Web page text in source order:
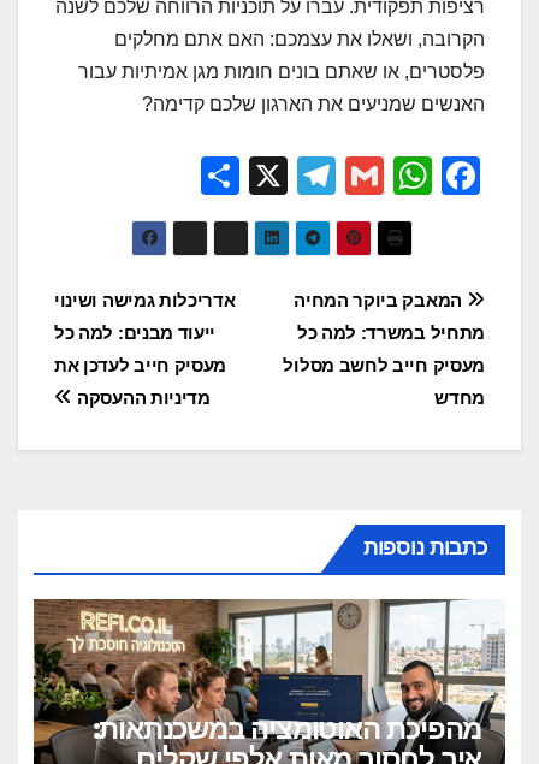
רציפות תפקודית. עברו על תוכניות הרווחה שלכם לשנה
הקרובה, ושאלו את עצמכם: האם אתם מחלקים
פלסטרים, או שאתם בונים חומות מגן אמיתיות עבור
האנשים שמניעים את הארגון שלכם קדימה?
F
e
b
o
o
k
W
h
at
s
A
p
G
m
ail
T
el
e
gr
m
X
h
ar
e
ניווט
אדריכלות גמישה ושינוי
ייעוד מבנים: למה כל
מעסיק חייב לעדכן את
מדיניות ההעסקה
המאבק ביוקר המחיה
מתחיל במשרד: למה כל
מעסיק חייב לחשב מסלול
מחדש
כתבות נוספות
מהפיכת האוטומציה במשכנתאות: